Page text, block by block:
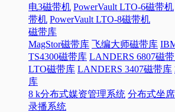
电3磁带机 PowerVault LTO-6磁带机
带机 PowerVault LTO-8磁带机
磁带库
MagStor磁带库 飞编大师磁带库
TS4300磁带库 LANDERS 6807磁
LTO磁带库 LANDERS 3407磁带库
库
8 k分布式媒资管理系统 分布式坐
录播系统